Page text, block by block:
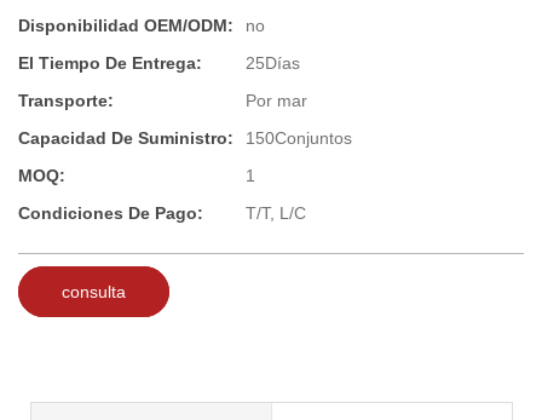
Disponibilidad OEM/ODM:
no
El Tiempo De Entrega:
25Días
Transporte:
Por mar
Capacidad De Suministro:
150Conjuntos
MOQ:
1
Condiciones De Pago:
T/T, L/C
consulta